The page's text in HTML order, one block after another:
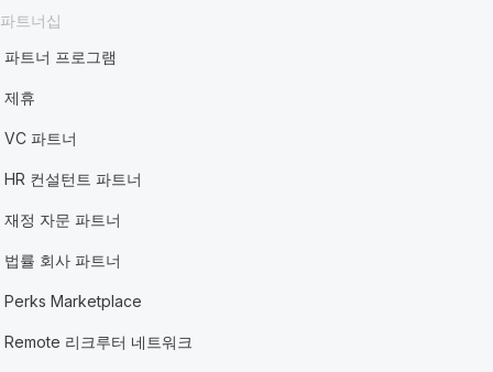
파트너십
파트너 프로그램
제휴
VC 파트너
HR 컨설턴트 파트너
재정 자문 파트너
법률 회사 파트너
Perks Marketplace
Remote 리크루터 네트워크